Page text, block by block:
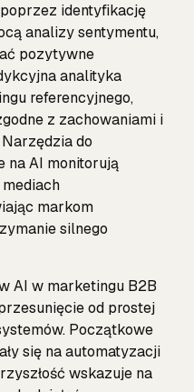
identyfikację
analizy sentymentu,
pozytywne
analityka
referencyjnego,
z zachowaniami i
do
na AI monitorują
markom
silnego
AI w marketingu B2B
od prostej
Początkowe
się na automatyzacji
wskazuje na